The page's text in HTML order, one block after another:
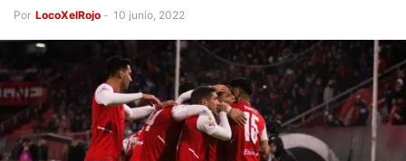
Por LocoXelRojo - 10 junio, 2022